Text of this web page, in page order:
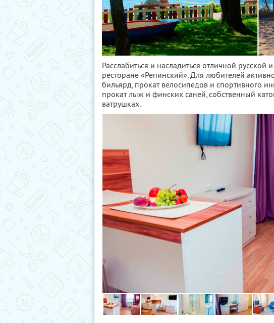
Расслабиться и насладиться отличной
ресторане «Репинский». Для любителей
бильярд, прокат велосипедов и спортивного
прокат лыж и финских саней, собственный
ватрушках.